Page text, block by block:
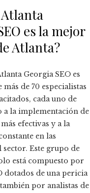
Atlanta
es la mejor
Atlanta?
Georgia SEO es
de 70 especialistas
cada uno de
a la implementación de
efectivas y a la
en las
sector. Este grupo de
está compuesto por
dotados de una pericia
por analistas de